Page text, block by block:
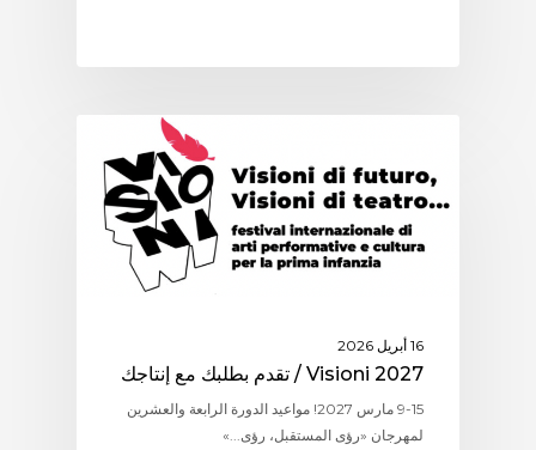
16 أبريل 2026
Visioni 2027 / تقدم بطلبك مع إنتاجك
9-15 مارس 2027! مواعيد الدورة الرابعة والعشرين
لمهرجان «رؤى المستقبل، رؤى...»